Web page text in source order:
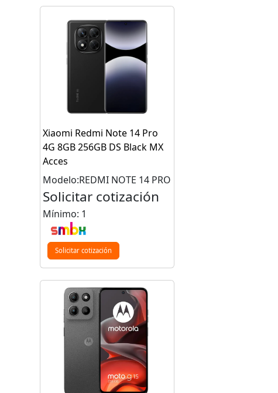
Xiaomi Redmi Note 14 Pro
4G 8GB 256GB DS Black MX
Acces
Modelo:REDMI NOTE 14 PRO
Solicitar cotización
Mínimo: 1
Solicitar cotización